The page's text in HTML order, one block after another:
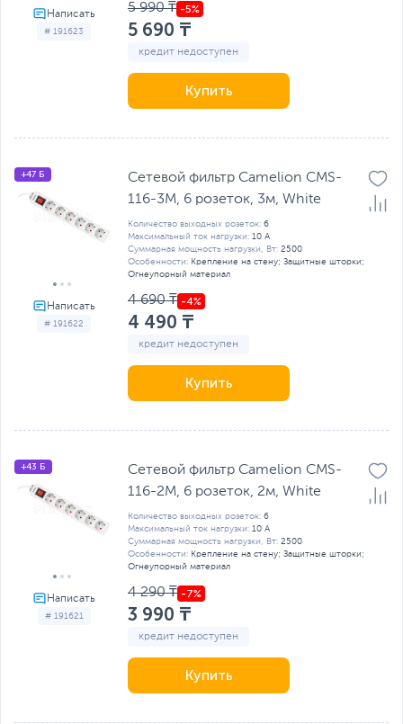
# 191623
5 990 ₸
5 690 ₸
кредит недоступен
Купить
# 191622
+47 Б
Сетевой фильтр Camelion CMS-
116-3M, 6 розеток, 3м, White
Количество выходных розеток: 6
Максимальный ток нагрузки: 10 А
Суммарная мощность нагрузки, Вт: 2500
Особенности: Крепление на стену; Защитные шторки;
Огнеупорный материал
4 690 ₸
4 490 ₸
кредит недоступен
Купить
# 191621
+43 Б
Сетевой фильтр Camelion CMS-
116-2M, 6 розеток, 2м, White
Количество выходных розеток: 6
Максимальный ток нагрузки: 10 А
Суммарная мощность нагрузки, Вт: 2500
Особенности: Крепление на стену; Защитные шторки;
Огнеупорный материал
4 290 ₸
3 990 ₸
кредит недоступен
Купить